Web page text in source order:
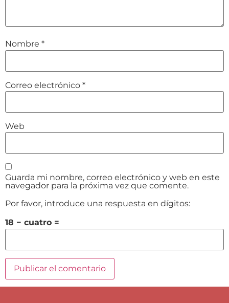
Nombre *
Correo electrónico *
Web
Guarda mi nombre, correo electrónico y web en este
navegador para la próxima vez que comente.
Por favor, introduce una respuesta en dígitos:
18 − cuatro =